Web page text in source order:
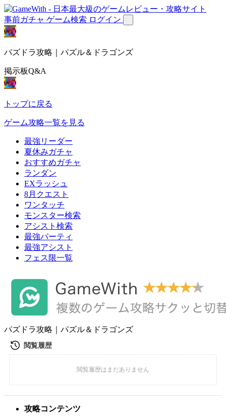
事前ガチャ ゲーム検索 ログイン
パズドラ攻略｜パズル＆ドラゴンズ
掲示板Q&A
トップに戻る
ゲーム攻略一覧を見る
最強リーダー
夏休みガチャ
おすすめガチャ
ランダン
EXラッシュ
8月クエスト
ワンタッチ
モンスター検索
アシスト検索
最強パーティ
最強アシスト
フェス限一覧
パズドラ攻略｜パズル＆ドラゴンズ
攻略コンテンツ